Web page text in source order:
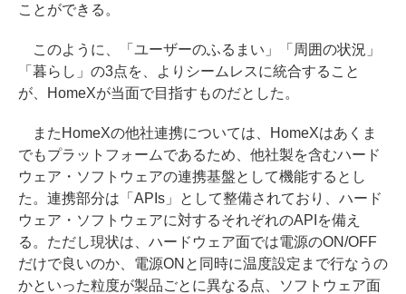
ことができる。
このように、「ユーザーのふるまい」「周囲の状況」
「暮らし」の3点を、よりシームレスに統合すること
が、HomeXが当面で目指すものだとした。
またHomeXの他社連携については、HomeXはあくま
でもプラットフォームであるため、他社製を含むハード
ウェア・ソフトウェアの連携基盤として機能するとし
た。連携部分は「APIs」として整備されており、ハード
ウェア・ソフトウェアに対するそれぞれのAPIを備え
る。ただし現状は、ハードウェア面では電源のON/OFF
だけで良いのか、電源ONと同時に温度設定まで行なうの
かといった粒度が製品ごとに異なる点、ソフトウェア面